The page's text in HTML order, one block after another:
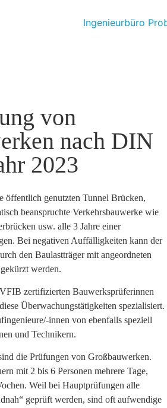
von
nach DIN
2023
öffentlich genutzten Tunnel Brücken,
beanspruchte Verkehrsbauwerke wie
usw. alle 3 Jahre einer
Bei negativen Auffälligkeiten kann der
den Baulastträger mit angeordneten
werden.
zertifizierten Bauwerksprüferinnen
Überwachungstätigkeiten spezialisiert.
innen von ebenfalls speziell
und Technikern.
die Prüfungen von Großbauwerken.
mit 2 bis 6 Personen mehrere Tage,
Weil bei Hauptprüfungen alle
geprüft werden, sind oft aufwendige